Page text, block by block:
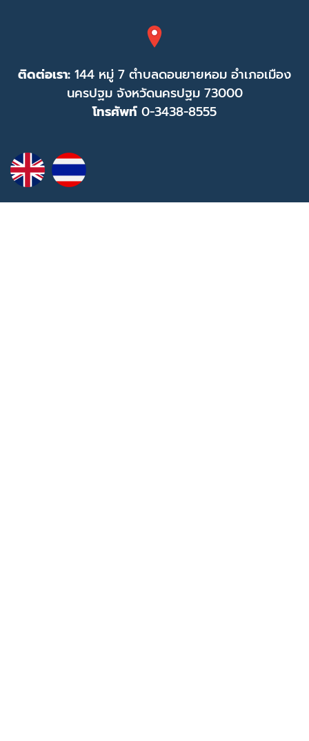
ติดต่อเรา: 144 หมู่ 7 ตำบลดอนยายหอม อำเภอเมือง
นครปฐม จังหวัดนครปฐม 73000
โทรศัพท์ 0-3438-8555